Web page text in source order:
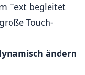
Text begleitet
Touch-
ändern